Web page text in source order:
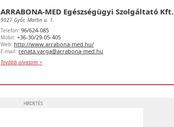
ARRABONA-MED Egészségügyi Szolgáltató Kft.
9027 Győr, Martin u. 1.
Telefon: 96/624-085
Mobil: +36-30/29-05-405
Web: http://www.arrabona-med.hu/
E-mail: renata.varga@arrabona-med.hu
Tovább olvasom >